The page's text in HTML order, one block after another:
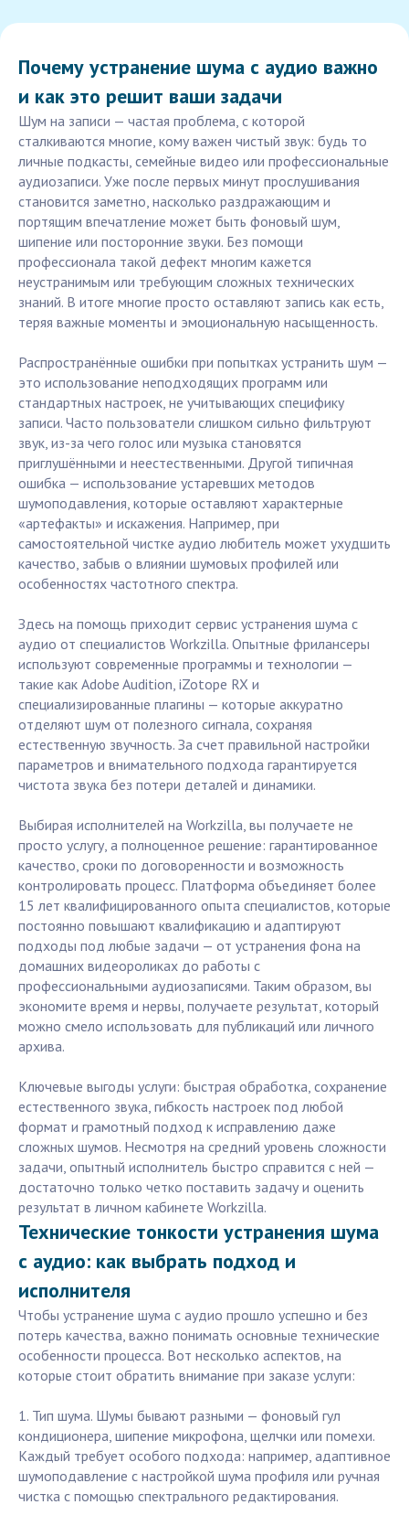
Почему устранение шума с аудио важно
и как это решит ваши задачи
Шум на записи — частая проблема, с которой
сталкиваются многие, кому важен чистый звук: будь то
личные подкасты, семейные видео или профессиональные
аудиозаписи. Уже после первых минут прослушивания
становится заметно, насколько раздражающим и
портящим впечатление может быть фоновый шум,
шипение или посторонние звуки. Без помощи
профессионала такой дефект многим кажется
неустранимым или требующим сложных технических
знаний. В итоге многие просто оставляют запись как есть,
теряя важные моменты и эмоциональную насыщенность.
Распространённые ошибки при попытках устранить шум —
это использование неподходящих программ или
стандартных настроек, не учитывающих специфику
записи. Часто пользователи слишком сильно фильтруют
звук, из-за чего голос или музыка становятся
приглушёнными и неестественными. Другой типичная
ошибка — использование устаревших методов
шумоподавления, которые оставляют характерные
«артефакты» и искажения. Например, при
самостоятельной чистке аудио любитель может ухудшить
качество, забыв о влиянии шумовых профилей или
особенностях частотного спектра.
Здесь на помощь приходит сервис устранения шума с
аудио от специалистов Workzilla. Опытные фрилансеры
используют современные программы и технологии —
такие как Adobe Audition, iZotope RX и
специализированные плагины — которые аккуратно
отделяют шум от полезного сигнала, сохраняя
естественную звучность. За счет правильной настройки
параметров и внимательного подхода гарантируется
чистота звука без потери деталей и динамики.
Выбирая исполнителей на Workzilla, вы получаете не
просто услугу, а полноценное решение: гарантированное
качество, сроки по договоренности и возможность
контролировать процесс. Платформа объединяет более
15 лет квалифицированного опыта специалистов, которые
постоянно повышают квалификацию и адаптируют
подходы под любые задачи — от устранения фона на
домашних видеороликах до работы с
профессиональными аудиозаписями. Таким образом, вы
экономите время и нервы, получаете результат, который
можно смело использовать для публикаций или личного
архива.
Ключевые выгоды услуги: быстрая обработка, сохранение
естественного звука, гибкость настроек под любой
формат и грамотный подход к исправлению даже
сложных шумов. Несмотря на средний уровень сложности
задачи, опытный исполнитель быстро справится с ней —
достаточно только четко поставить задачу и оценить
результат в личном кабинете Workzilla.
Технические тонкости устранения шума
с аудио: как выбрать подход и
исполнителя
Чтобы устранение шума с аудио прошло успешно и без
потерь качества, важно понимать основные технические
особенности процесса. Вот несколько аспектов, на
которые стоит обратить внимание при заказе услуги:
1. Тип шума. Шумы бывают разными — фоновый гул
кондиционера, шипение микрофона, щелчки или помехи.
Каждый требует особого подхода: например, адаптивное
шумоподавление с настройкой шума профиля или ручная
чистка с помощью спектрального редактирования.